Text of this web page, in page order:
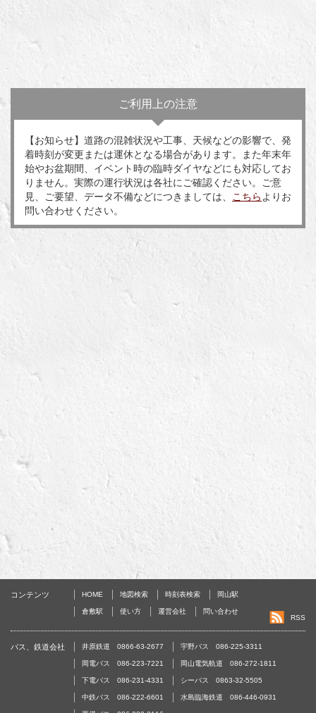
ご利用上の注意
【お知らせ】道路の混雑状況や工事、天候などの影響で、発
着時刻が変更または運休となる場合があります。また年末年
始やお盆期間、イベント時の臨時ダイヤなどにも対応してお
りません。実際の運行状況は各社にご確認ください。ご意
見、ご要望、データ不備などにつきましては、
こちら よりお
問い合わせください。
コンテンツ HOME 地図検索 時刻表検索 岡山駅
倉敷駅 使い方 運営会社
問い合わせ
RSS
バス、鉄道会社 井原鉄道 0866-63-2677 宇野バス 086-225-3311
岡電バス 086-223-7221 岡山電気軌道 086-272-1811
下電バス 086-231-4331 シーバス 0863-32-5505
中鉄バス 086-222-6601 水島臨海鉄道 086-446-0931